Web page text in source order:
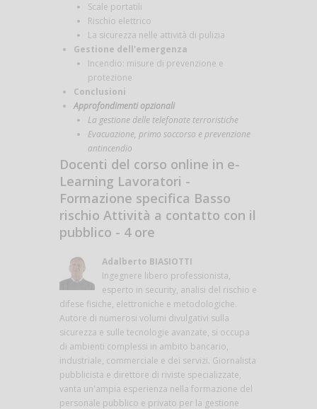
Scale portatili
Rischio elettrico
La sicurezza nelle attività di pulizia
Gestione dell'emergenza
Incendio: misure di prevenzione e
protezione
Conclusioni
Approfondimenti opzionali
La gestione delle telefonate terroristiche
Evacuazione, primo soccorso e prevenzione
antincendio
Docenti del corso online in e-
Learning Lavoratori -
Formazione specifica Basso
rischio Attività a contatto con il
pubblico - 4 ore
Adalberto BIASIOTTI
Ingegnere libero professionista,
esperto in security, analisi del rischio e
difese fisiche, elettroniche e metodologiche.
Autore di numerosi volumi divulgativi sulla
sicurezza e sulle tecnologie avanzate, si occupa
di ambienti complessi in ambito bancario,
industriale, commerciale e dei servizi. Giornalista
pubblicista e direttore di riviste specializzate,
vanta un'ampia esperienza nella formazione del
personale pubblico e privato per la gestione